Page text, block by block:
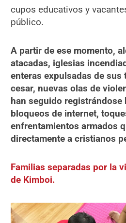
cupos educativos y
público.
A partir de ese momento,
atacadas, iglesias
enteras expulsadas de sus
cesar, nuevas olas de
han seguido registrándose
bloqueos de internet,
enfrentamientos armados
directamente a cristianos
Familias separadas por la
de Kimboi.